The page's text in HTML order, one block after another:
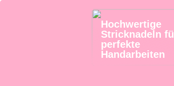
Hochwertige
Stricknadeln
perfekte
Handarbeiten